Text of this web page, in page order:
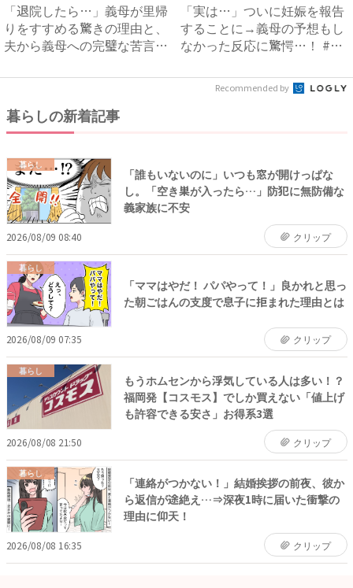
「退院したら…」義母が里帰
りをすすめる驚きの理由と、
夫から義母への完璧な苦言
「実は…」ついに妊娠を報告
することに→義母の予想もし
なかった反応に驚愕…！ #
Recommended by
暮らしの新着記事
暮らし
「誰もいないのに」いつも窓が開けっぱな
し。「空き巣が入ったら…」防犯に無防備な
義家族に不安
2026/08/09 08:40 クリップ
暮らし
「ママはやだ！ パパやって！」良かれと思っ
た朝ごはんの支度で息子に拒まれた理由とは
2026/08/09 07:35 クリップ
暮らし
もうホムセンから浮気している人は多い！？
福岡発【コスモス】でしか買えない「値上げ
も許容できる安さ」お得系3選
2026/08/08 21:50 クリップ
暮らし
「連絡がつかない！」結婚挨拶の前夜、彼か
ら返信が途絶え…⇒深夜1時に届いた衝撃の
理由に仰天！
2026/08/08 16:35 クリップ